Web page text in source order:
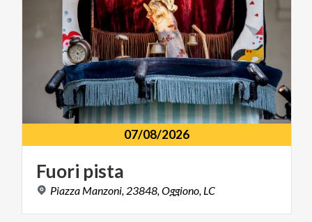
07/08/2026
Fuori pista
Piazza Manzoni, 23848,Oggiono, LC